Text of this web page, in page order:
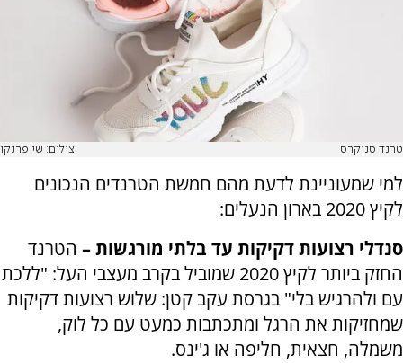
טרנד סניקרס צילום: שי פרנקו
למי שמעוניינת לדעת מהם חמשת הטרנדים הנכונים
לקיץ 2020 בארון הנעלים:
סנדלי רצועות דקיקות עד בלתי מורגשות – הטרנד
החזק ביותר לקיץ 2020 שמוביל בקרב מעצבי העל: "ללכת
עם ולהרגיש בלי" בגרסת עקב קטן: שלוש רצועות דקיקות
שמחזיקות את הרגל ומתכתבות כמעט עם כל לוק,
משמלה, חצאית, חליפה או ג'ינס.